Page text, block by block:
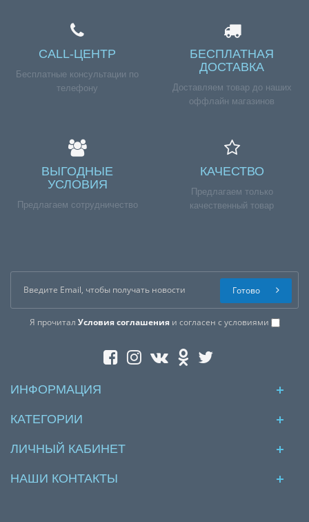
CALL-ЦЕНТР
Бесплатные консультации по
телефону
БЕСПЛАТНАЯ
ДОСТАВКА
Доставляем товар до наших
оффлайн магазинов
ВЫГОДНЫЕ
УСЛОВИЯ
Предлагаем сотрудничество
КАЧЕСТВО
Предлагаем только
качественный товар
Я прочитал Условия соглашенияи согласен с условиями
Готово
ИНФОРМАЦИЯ
КАТЕГОРИИ
ЛИЧНЫЙ КАБИНЕТ
НАШИ КОНТАКТЫ